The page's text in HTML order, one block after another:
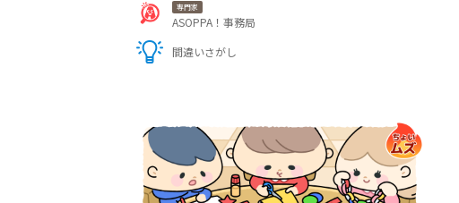
専門家
ASOPPA！事務局
間違いさがし